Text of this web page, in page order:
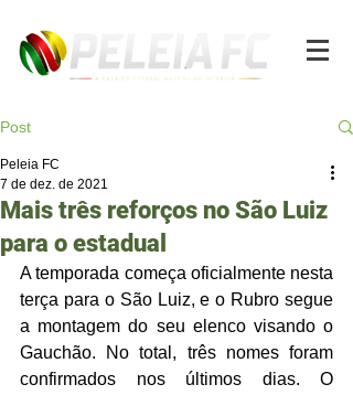
Post
Mais três reforços no São Luiz
para o estadual
Peleia FC
7 de dez. de 2021
A temporada começa oficialmente nesta
terça para o São Luiz, e o Rubro segue
a montagem do seu elenco visando o
Gauchão. No total, três nomes foram
confirmados nos últimos dias. O